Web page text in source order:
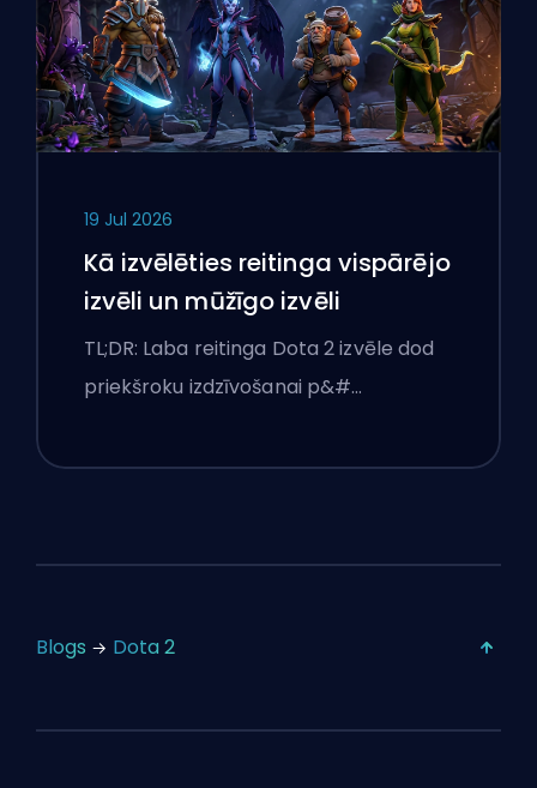
19 Jul 2026
Kā izvēlēties reitinga vispārējo
izvēli un mūžīgo izvēli
TL;DR: Laba reitinga Dota 2 izvēle dod
priekšroku izdzīvošanai p&#…
Blogs Dota 2